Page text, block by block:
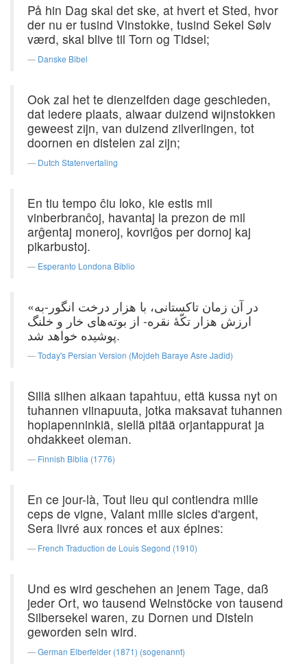
På hin Dag skal det ske, at hvert et Sted, hvor
der nu er tusind Vinstokke, tusind Sekel Sølv
værd, skal blive til Torn og Tidsel;
Danske Bibel
Ook zal het te dienzelfden dage geschieden,
dat iedere plaats, alwaar duizend wijnstokken
geweest zijn, van duizend zilverlingen, tot
doornen en distelen zal zijn;
Dutch Statenvertaling
En tiu tempo ĉiu loko, kie estis mil
vinberbranĉoj, havantaj la prezon de mil
arĝentaj moneroj, kovriĝos per dornoj kaj
pikarbustoj.
Esperanto Londona Biblio
«در آن زمان تاکستانی، با هزار درخت انگور-به
ارزش هزار تکّهٔ نقره- از بوته‌های خار و خلنگ
پوشیده خواهد شد.
Today's Persian Version (Mojdeh Baraye Asre Jadid)
Sillä siihen aikaan tapahtuu, että kussa nyt on
tuhannen viinapuuta, jotka maksavat tuhannen
hopiapenninkiä, siellä pitää orjantappurat ja
ohdakkeet oleman.
Finnish Biblia (1776)
En ce jour-là, Tout lieu qui contiendra mille
ceps de vigne, Valant mille sicles d'argent,
Sera livré aux ronces et aux épines:
French Traduction de Louis Segond (1910)
Und es wird geschehen an jenem Tage, daß
jeder Ort, wo tausend Weinstöcke von tausend
Silbersekel waren, zu Dornen und Disteln
geworden sein wird.
German Elberfelder (1871) (sogenannt)